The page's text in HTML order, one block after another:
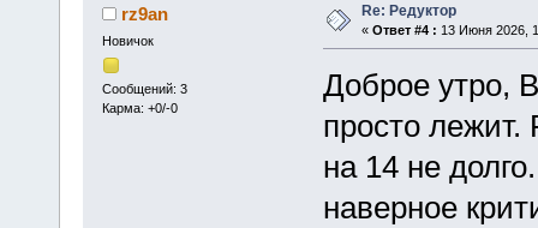
rz9an
Новичок
Сообщений: 3
Карма: +0/-0
Re: Редуктор
« Ответ #4 : 13 Июня 2026,
Доброе утро,
просто
на 14 не
наверное